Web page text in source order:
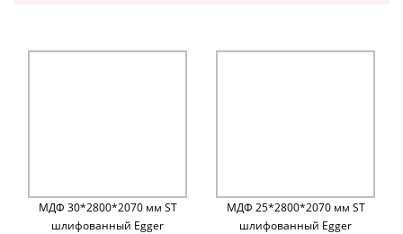
МДФ 30*2800*2070 мм ST
шлифованный Egger
МДФ 25*2800*2070 мм ST
шлифованный Egger